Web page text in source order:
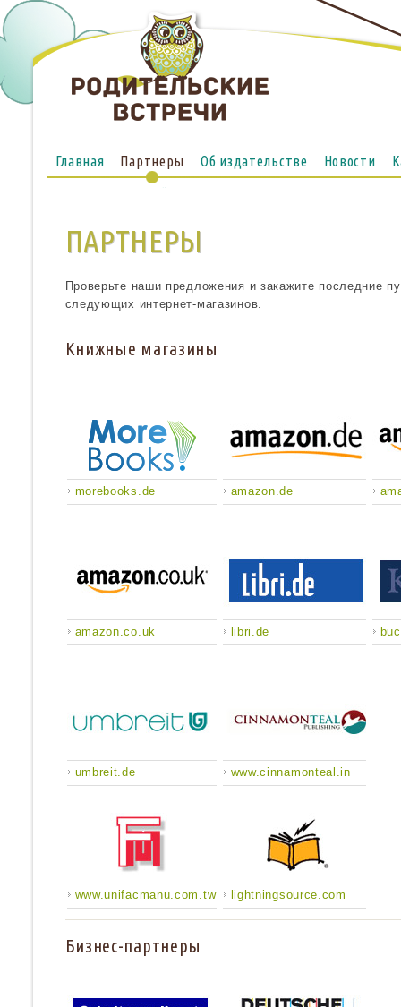
Главная Партнеры Об издательстве Новости
ПАРТНЕРЫ
Проверьте наши предложения и закажите последние
следующих интернет-магазинов.
Книжные магазины
morebooks.de amazon.de
amazon.co.uk libri.de
umbreit.de www.cinnamonteal.in
www.unifacmanu.com.tw lightningsource.com
Бизнес-партнеры